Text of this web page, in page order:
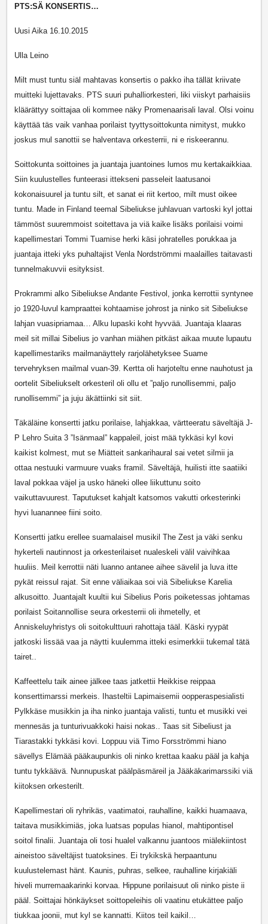
PTS:SÄ KONSERTIS…
Uusi Aika 16.10.2015
Ulla Leino
Milt must tuntu siäl mahtavas konsertis o pakko iha tällät kriivate
muitteki lujettavaks. PTS suuri puhalliorkesteri, liki viiskyt parhaisiis
kläärättyy soittajaa oli kommee näky Promenaarisali laval. Olsi voinu
käyttää täs vaik vanhaa porilaist tyyttysoittokunta nimityst, mukko
joskus mul sanottii se halventava orkesterrii, ni e riskeerannu.
Soittokunta soittoines ja juantaja juantoines lumos mu kertakaikkiaa.
Siin kuulustelles funteerasi ittekseni passeleit laatusanoi
kokonaisuurel ja tuntu silt, et sanat ei riit kertoo, milt must oikee
tuntu. Made in Finland teemal Sibeliukse juhlavuan vartoski kyl jottai
tämmöst suuremmoist soitettava ja viä kaike lisäks porilaisi voimi
kapellimestari Tommi Tuamise herki käsi johratelles porukkaa ja
juantaja itteki yks puhaltajist Venla Nordströmmi maalailles taitavasti
tunnelmakuvvii esityksist.
Prokrammi alko Sibeliukse Andante Festivol, jonka kerrottii syntynee
jo 1920-luvul kampraattei kohtaamise johrost ja ninko sit Sibeliukse
lahjan vuasipriamaa… Alku lupaski koht hyvvää. Juantaja klaaras
meil sit millai Sibelius jo vanhan miähen pitkäst aikaa muute lupautu
kapellimestariks mailmanäyttely rarjolähetyksee Suame
tervehryksen mailmal vuan-39. Kertta oli harjoteltu enne nauhotust ja
oortelit Sibeliukselt orkesteril oli ollu et ”paljo runollisemmi, paljo
runollisemmi” ja juju äkättiinki sit siit.
Täkäläine konsertti jatku porilaise, lahjakkaa, värtteeratu säveltäjä J-
P Lehro Suita 3 ”Isänmaal” kappaleil, joist mää tykkäsi kyl kovi
kaikist kolmest, mut se Miätteit sankarihaural sai vetet silmii ja
ottaa nestuuki varmuure vuaks framil. Säveltäjä, huilisti itte saatiiki
laval pokkaa väjel ja usko häneki ollee liikuttunu soito
vaikuttavuurest. Taputukset kahjalt katsomos vakutti orkesterinki
hyvi luanannee fiini soito.
Konsertti jatku erellee suamalaisel musikil The Zest ja väki senku
hykerteli nautinnost ja orkesterilaiset nualeskeli välil vaivihkaa
huuliis. Meil kerrottii näti luanno antanee aihee sävelil ja luva itte
pykät reissul rajat. Sit enne väliaikaa soi viä Sibeliukse Karelia
alkusoitto. Juantajalt kuultii kui Sibelius Poris poiketessas johtamas
porilaist Soitannollise seura orkesterrii oli ihmetelly, et
Anniskeluyhristys oli soitokulttuuri rahottaja tääl. Käski ryypät
jatkoski lissää vaa ja näytti kuulemma itteki esimerkkii tukemal tätä
tairet..
Kaffeettelu taik ainee jälkee taas jatkettii Heikkise reippaa
konserttimarssi merkeis. Ihasteltii Lapimaisemii oopperaspesialisti
Pylkkäse musikkin ja iha ninko juantaja valisti, tuntu et musikki vei
mennesäs ja tunturivuakkoki haisi nokas.. Taas sit Sibeliust ja
Tiarastakki tykkäsi kovi. Loppuu viä Timo Forsströmmi hiano
sävellys Elämää pääkaupunkis oli ninko krettaa kaaku pääl ja kahja
tuntu tykkäävä. Nunnupuskat päälpäsmäreil ja Jääkäkarimarssiki viä
kiitoksen orkesterilt.
Kapellimestari oli ryhrikäs, vaatimatoi, rauhalline, kaikki huamaava,
taitava musikkimiäs, joka luatsas populas hianol, mahtipontisel
soitol finalii. Juantaja oli tosi hualel valkannu juantoos miälekiintost
aineistoo säveltäjist tuatoksines. Ei trykikskä herpaantunu
kuulustelemast hänt. Kaunis, puhras, selkee, rauhalline kirjakiäli
hiveli murremaakarinki korvaa. Hippune porilaisuut oli ninko piste ii
pääl. Soittajai hönkäykset soittopeleihis oli vaatinu etukättee paljo
tiukkaa joonii, mut kyl se kannatti. Kiitos teil kaikil…